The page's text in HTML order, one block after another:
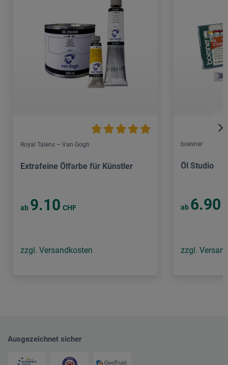
Royal Talens – Van Gogh
Extrafeine Ölfarbe für Künstler
ab 9.10 CHF
zzgl. Versandkosten
boesner
Öl Studio
ab 6.90
zzgl.
Ausgezeichnet sicher